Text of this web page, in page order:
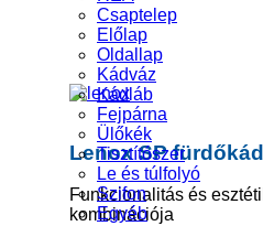
Lenox SP fürdőkád
Funkcionalitás és
kombinációja
Csaptelep
Előlap
Oldallap
Kádváz
Kádláb
Fejpárna
Ülőkék
Tisztítószer
Le és túlfolyó
Szifon
Egyéb